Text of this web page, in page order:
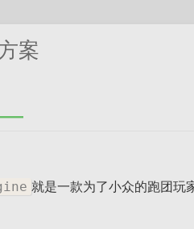
案
就是一款为了小众的跑团玩